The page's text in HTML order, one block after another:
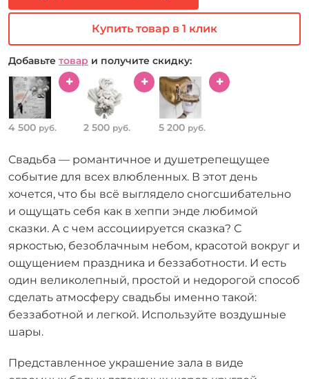
Купить товар в 1 клик
Добавьте товар и получите скидку:
4 500 руб. 2 500 руб. 5 200 руб.
Свадьба — романтичное и душетрепещущее
событие для всех влюбленных. В этот день
хочется, что бы всё выглядело сногсшибательно
и ощущать себя как в хеппи энде любимой
сказки. А с чем ассоциируется сказка? С
яркостью, безоблачным небом, красотой вокруг и
ощущением праздника и беззаботности. И есть
один великолепный, простой и недорогой способ
сделать атмосферу свадьбы именно такой:
беззаботной и легкой. Используйте воздушные
шары.
Представленное украшение зала в виде